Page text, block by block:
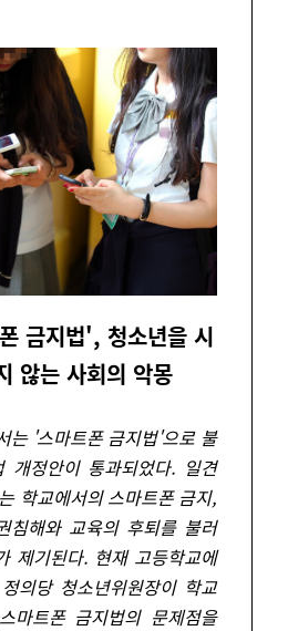
금지법', 청소년을 시
않는 사회의 악몽
는 '스마트폰 금지법'으로 불
개정안이 통과되었다. 일견
학교에서의 스마트폰 금지,
침해와 교육의 후퇴를 불러
제기된다. 현재 고등학교에
의당 청소년위원장이 학교
마트폰 금지법의 문제점을